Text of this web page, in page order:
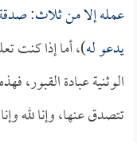
عمله إلا من ثلاث:
يدعو له)، أما إذا كنت
الوثنية عبادة القبور،
تتصدق عنها، وإنا لله